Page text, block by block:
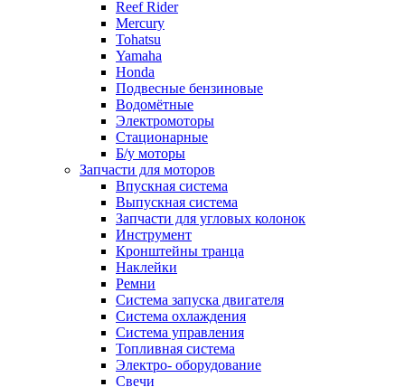
Reef Rider
Mercury
Tohatsu
Yamaha
Honda
Подвесные бензиновые
Водомётные
Электромоторы
Стационарные
Б/у моторы
Запчасти для моторов
Впускная система
Выпускная система
Запчасти для угловых колонок
Инструмент
Кронштейны транца
Наклейки
Ремни
Система запуска двигателя
Система охлаждения
Система управления
Топливная система
Электро- оборудование
Свечи